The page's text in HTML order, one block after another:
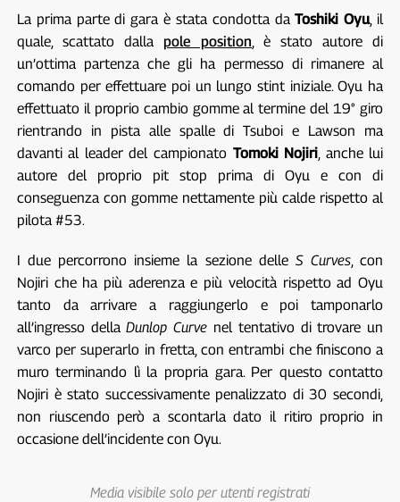
La prima parte di gara è stata condotta daToshiki Oyu, il
quale, scattato dalla pole position, è stato autore di
un’ottima partenza che gli ha permesso di rimanere al
comando per effettuare poi un lungo stint iniziale. Oyu ha
effettuato il proprio cambio gomme al termine del 19° giro
rientrando in pista alle spalle di Tsuboi e Lawson ma
davanti al leader del campionato Tomoki Nojiri, anche lui
autore del proprio pit stop prima di Oyu e con di
conseguenza con gomme nettamente più calde rispetto al
pilota #53.
I due percorrono insieme la sezione delle S Curves, con
Nojiri che ha più aderenza e più velocità rispetto ad Oyu
tanto da arrivare a raggiungerlo e poi tamponarlo
all’ingresso dellaDunlop Curve nel tentativo di trovare un
varco per superarlo in fretta, con entrambi che finiscono a
muro terminando lì la propria gara. Per questo contatto
Nojiri è stato successivamente penalizzato di 30 secondi,
non riuscendo però a scontarla dato il ritiro proprio in
occasione dell’incidente con Oyu.
Media visibile solo per utenti registrati